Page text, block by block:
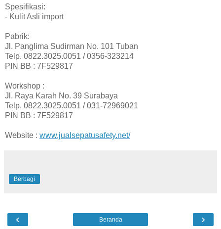
Spesifikasi:
- Kulit Asli import
Pabrik:
Jl. Panglima Sudirman No. 101 Tuban
Telp. 0822.3025.0051 / 0356-323214
PIN BB : 7F529817
Workshop :
Jl. Raya Karah No. 39 Surabaya
Telp. 0822.3025.0051 / 031-72969021
PIN BB : 7F529817
Website : www.jualsepatusafety.net/
Berbagi
‹ ›
Beranda